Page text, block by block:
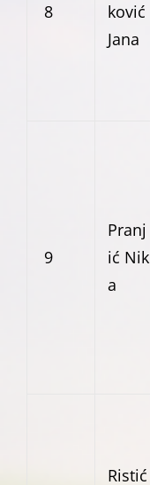
8
ković
Jana
9
Pranj
ić Nik
a
Ristić